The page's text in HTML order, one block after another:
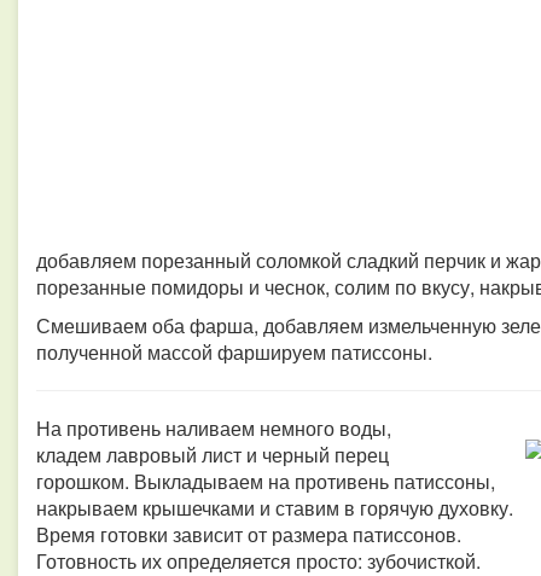
добавляем порезанный соломкой сладкий перчик и
порезанные помидоры и чеснок, солим по вкусу,
Смешиваем оба фарша, добавляем измельченную
полученной массой фаршируем патиссоны.
На противень наливаем немного воды,
кладем лавровый лист и черный перец
горошком. Выкладываем на противень патиссоны,
накрываем крышечками и ставим в горячую духовку.
Время готовки зависит от размера патиссонов.
Готовность их определяется просто: зубочисткой.